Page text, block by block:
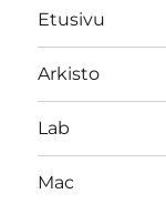
Etusivu
Arkisto
Lab
Mac